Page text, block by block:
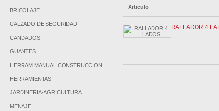
BRICOLAJE
CALZADO DE SEGURIDAD
CANDADOS
GUANTES
HERRAM.MANUAL,CONSTRUCCION
HERRAMIENTAS
JARDINERIA-AGRICULTURA
MENAJE
Articulo
RALLADOR 4